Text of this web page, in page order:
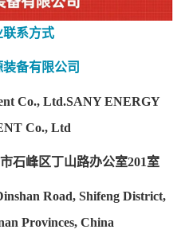
联系方式
备有限公司
Co., Ltd.SANY ENERGY
Co., Ltd
石峰区丁山路办公室201室
Road, Shifeng District,
Provinces, China